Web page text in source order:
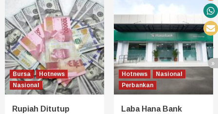
Bursa
Hotnews
Nasional
Rupiah Ditutup
Hotnews
Nasional
Perbankan
Laba Hana Bank